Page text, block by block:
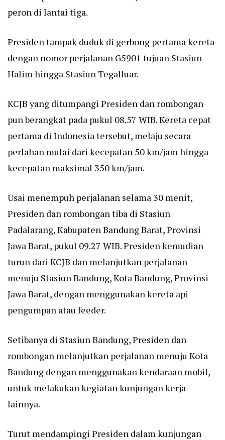
peron di lantai tiga.
Presiden tampak duduk di gerbong pertama kereta
dengan nomor perjalanan G5901 tujuan Stasiun
Halim hingga Stasiun Tegalluar.
KCJB yang ditumpangi Presiden dan rombongan
pun berangkat pada pukul 08.57 WIB. Kereta cepat
pertama di Indonesia tersebut, melaju secara
perlahan mulai dari kecepatan 50 km/jam hingga
kecepatan maksimal 350 km/jam.
Usai menempuh perjalanan selama 30 menit,
Presiden dan rombongan tiba di Stasiun
Padalarang, Kabupaten Bandung Barat, Provinsi
Jawa Barat, pukul 09.27 WIB. Presiden kemudian
turun dari KCJB dan melanjutkan perjalanan
menuju Stasiun Bandung, Kota Bandung, Provinsi
Jawa Barat, dengan menggunakan kereta api
pengumpan atau feeder.
Setibanya di Stasiun Bandung, Presiden dan
rombongan melanjutkan perjalanan menuju Kota
Bandung dengan menggunakan kendaraan mobil,
untuk melakukan kegiatan kunjungan kerja
lainnya.
Turut mendampingi Presiden dalam kunjungan